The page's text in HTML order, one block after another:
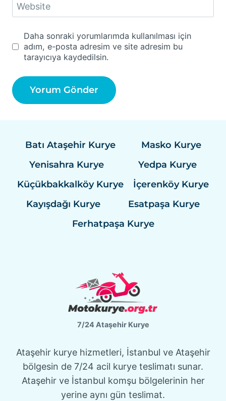
Website
Daha sonraki yorumlarımda kullanılması için
adım, e-posta adresim ve site adresim bu
tarayıcıya kaydedilsin.
Batı Ataşehir Kurye
Masko Kurye
Yenisahra Kurye
Yedpa Kurye
Küçükbakkalköy Kurye
İçerenköy Kurye
Kayışdağı Kurye
Esatpaşa Kurye
Ferhatpaşa Kurye
7/24 Ataşehir Kurye
Ataşehir kurye hizmetleri, İstanbul ve Ataşehir
bölgesin de 7/24 acil kurye teslimatı sunar.
Ataşehir ve İstanbul komşu bölgelerinin her
yerine aynı gün teslimat.